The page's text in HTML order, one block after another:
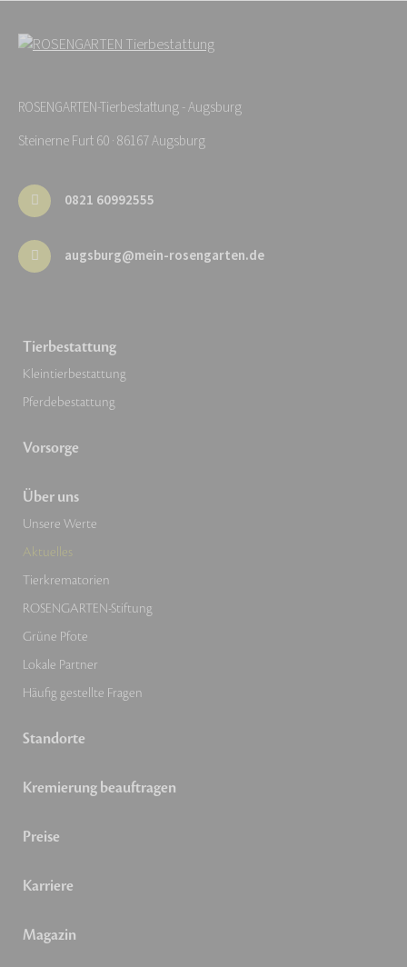
ROSENGARTEN-Tierbestattung - Augsburg
Steinerne Furt 60 · 86167 Augsburg
0821 60992555
augsburg@mein-rosengarten.de
Tierbestattung
Kleintierbestattung
Pferdebestattung
Vorsorge
Über uns
Unsere Werte
Aktuelles
Tierkrematorien
ROSENGARTEN-Stiftung
Grüne Pfote
Lokale Partner
Häufig gestellte Fragen
Standorte
Kremierung beauftragen
Preise
Karriere
Magazin